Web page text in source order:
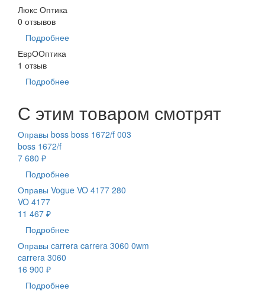
Люкс Оптика
0 отзывов
Подробнее
ЕврООптика
1 отзыв
Подробнее
С этим товаром смотрят
Оправы boss boss 1672/f 003
boss 1672/f
7 680 ₽
Подробнее
Оправы Vogue VO 4177 280
VO 4177
11 467 ₽
Подробнее
Оправы carrera carrera 3060 0wm
carrera 3060
16 900 ₽
Подробнее